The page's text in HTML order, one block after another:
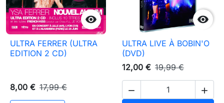

ULTRA FERRER (ULTRA
EDITION 2 CD)
8,00 € 17,99 €

ULTRA LIVE À BOBIN'O
(DVD)
12,00 € 19,99 €
 